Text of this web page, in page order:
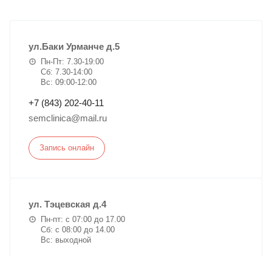
ул.Баки Урманче д.5
Пн-Пт: 7.30-19:00
Сб: 7.30-14:00
Вс: 09:00-12:00
+7 (843) 202-40-11
semclinica@mail.ru
Запись онлайн
ул. Тэцевская д.4
Пн-пт: с 07:00 до 17.00
Сб: с 08:00 до 14.00
Вс: выходной